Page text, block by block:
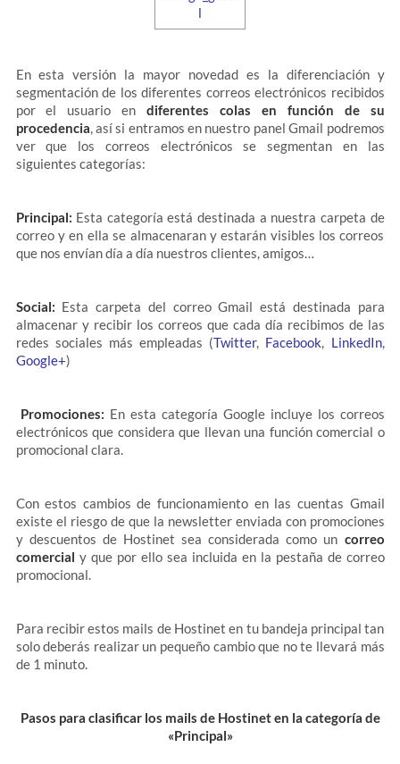
En esta versión la mayor novedad es la diferenciación y
segmentación de los diferentes correos electrónicos recibidos
por el usuario endiferentes colas en función de su
procedencia, así si entramos en nuestro panel Gmail podremos
ver que los correos electrónicos se segmentan en las
siguientes categorías:
Principal: Esta categoría está destinada a nuestra carpeta de
correo y en ella se almacenaran y estarán visibles los correos
que nos envían día a día nuestros clientes, amigos…
Social: Esta carpeta del correo Gmail está destinada para
almacenar y recibir los correos que cada día recibimos de las
redes sociales más empleadas (Twitter, Facebook, LinkedIn,
Google+)
Promociones: En esta categoría Google incluye los correos
electrónicos que considera que llevan una función comercial o
promocional clara.
Con estos cambios de funcionamiento en las cuentas Gmail
existe el riesgo de que la newsletter enviada con promociones
y descuentos de Hostinet sea considerada como un correo
comercial y que por ello sea incluida en la pestaña de correo
promocional.
Para recibir estos mails de Hostinet en tu bandeja principal tan
solo deberás realizar un pequeño cambio que no te llevará más
de 1 minuto.
Pasos para clasificar los mails de Hostinet en la categoría de
«Principal»